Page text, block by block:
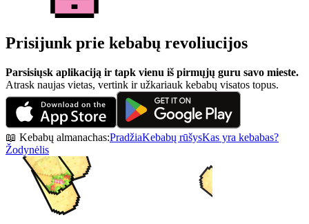
Prisijunk prie kebabų revoliucijos
Parsisiųsk aplikaciją ir tapk vienu iš pirmųjų guru savo mieste.
Atrask naujas vietas, vertink ir užkariauk kebabų visatos topus.
📖 Kebabų almanachas:PradžiaKebabų rūšysKas yra kebabas?
Žodynėlis